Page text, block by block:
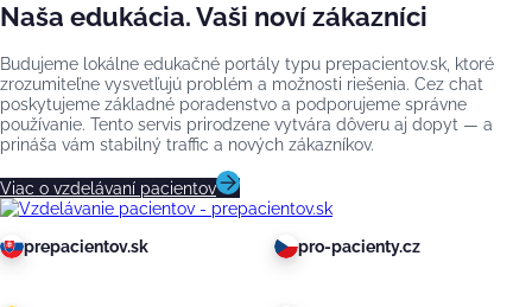
Naša edukácia. Vaši noví zákazníci
Budujeme lokálne edukačné portály typu prepacientov.sk, ktoré
zrozumiteľne vysvetľujú problém a možnosti riešenia. Cez chat
poskytujeme základné poradenstvo a podporujeme správne
používanie. Tento servis prirodzene vytvára dôveru aj dopyt — a
prináša vám stabilný traffic a nových zákazníkov.
Viac o vzdelávaní pacientov
prepacientov.sk pro-pacienty.cz